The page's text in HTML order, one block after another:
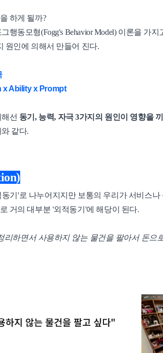
하게 될까?
행동모형(Fogg's Behavior Model) 이론을 가
원인에 의해서 만들어 진다.
x Ability x Prompt
선 동기, 능력, 자극 3가지의 원인이 영향을
같다.
기'로 나누어지지만 보통의 우리가 서비스나
거의 대부분 '외적동기'에 해당이 된다.
리하면서 사용하지 않는 물건을 팔아서 돈으